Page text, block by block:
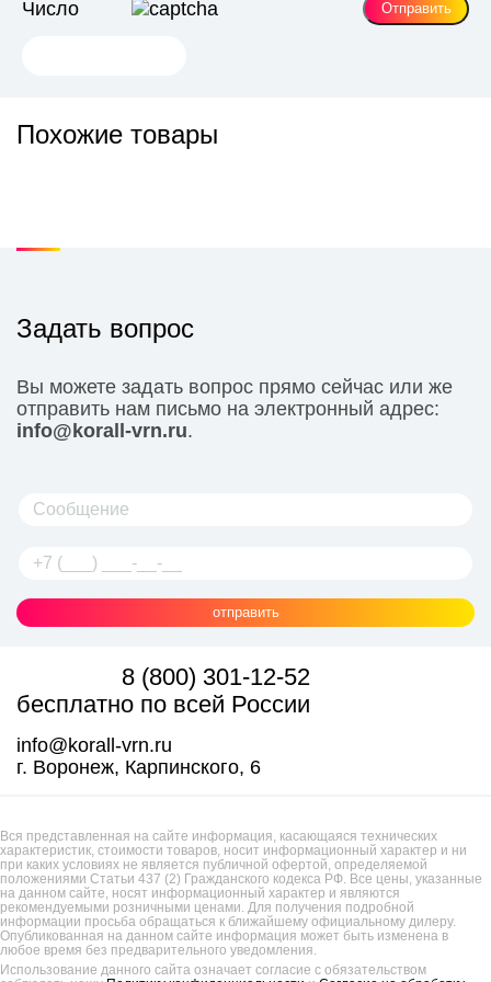
глаз, бровей и зоны роста волос. Оставьте на 7 – 10 минут,
Число
Похожие товары
Задать вопрос
Вы можете задать вопрос прямо сейчас или же
отправить нам письмо на электронный адрес:
info@korall-vrn.ru.
отправить
8 (800) 301-12-52
бесплатно по всей России
info@korall-vrn.ru
г. Воронеж, Карпинского, 6
Вся представленная на сайте информация, касающаяся технических
характеристик, стоимости товаров, носит информационный характер и ни
при каких условиях не является публичной офертой, определяемой
положениями Статьи 437 (2) Гражданского кодекса РФ. Все цены, указанные
на данном сайте, носят информационный характер и являются
рекомендуемыми розничными ценами. Для получения подробной
информации просьба обращаться к ближайшему официальному дилеру.
Опубликованная на данном сайте информация может быть изменена в
любое время без предварительного уведомления.
Использование данного сайта означает согласие с обязательством